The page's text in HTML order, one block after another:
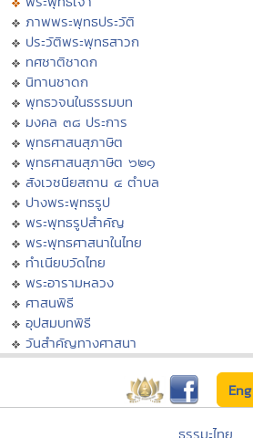
ภาพพระพุทธประวัติ
ประวัติพระพุทธสาวก
ทศชาติชาดก
นิทานชาดก
พุทธวจนในธรรมบท
มงคล ๓๘ ประการ
พุทธศาสนสุภาษิต
พุทธศาสนสุภาษิต ๖๒๑
สังเวชนียสถาน ๔ ตำบล
ปางพระพุทธรูป
พระพุทธรูปสำคัญ
พระพุทธศาสนาในไทย
ทำเนียบวัดไทย
พระอารามหลวง
ศาสนพิธี
อุปสมบทพิธี
วันสำคัญทางศาสนา
Eng
ธรรมะไทย